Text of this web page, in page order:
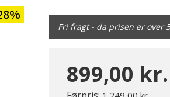
Fri fragt - da prisen er over
899,00 kr.
Pris nedsat fra
til